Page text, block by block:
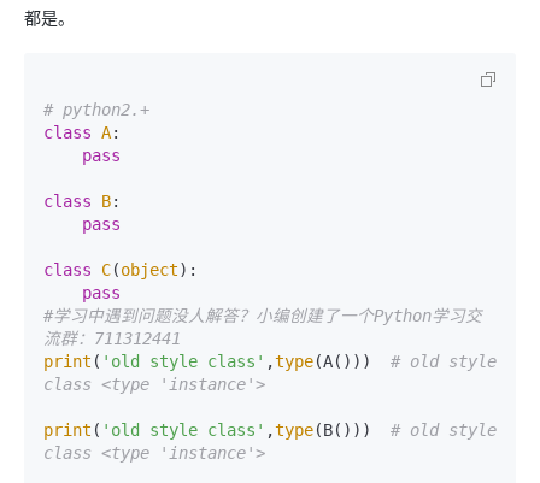
都是。
# python2.+
class A:
pass
class B:
pass
class C(object):
pass
#学习中遇到问题没人解答？小编创建了一个Python学习交
流群：711312441
print ( 'old style class' ,type(A())) # old style
class <type 'instance'>
print ( 'old style class' ,type(B())) # old style
class <type 'instance'>